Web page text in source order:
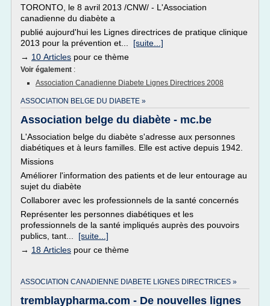
TORONTO, le 8 avril 2013 /CNW/ - L'Association
canadienne du diabète a
publié aujourd'hui les Lignes directrices de pratique clinique
2013 pour la prévention et... [suite...]
→ 10 Articles pour ce thème
Voir également :
Association Canadienne Diabete Lignes Directrices 2008
ASSOCIATION BELGE DU DIABETE »
Association belge du diabète - mc.be
L'Association belge du diabète s'adresse aux personnes
diabétiques et à leurs familles. Elle est active depuis 1942.
Missions
Améliorer l'information des patients et de leur entourage au
sujet du diabète
Collaborer avec les professionnels de la santé concernés
Représenter les personnes diabétiques et les
professionnels de la santé impliqués auprès des pouvoirs
publics, tant... [suite...]
→ 18 Articles pour ce thème
ASSOCIATION CANADIENNE DIABETE LIGNES DIRECTRICES »
tremblaypharma.com - De nouvelles lignes